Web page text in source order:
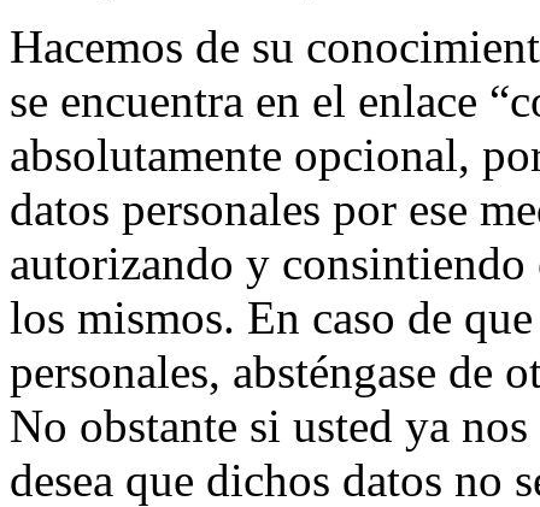
Hacemos de su
se encuentra en el enlace
absolutamente opcional,
datos personales por ese
autorizando y consintiendo
los mismos. En caso de
personales, absténgase de
No obstante si usted ya
desea que dichos datos no